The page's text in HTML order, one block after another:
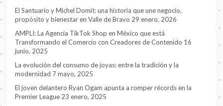
El Santuario y Michel Domit: una historia que une negocio,
propósito y bienestar en Valle de Bravo 29 enero, 2026
AMPLI: La Agencia TikTok Shop en México que está
Transformando el Comercio con Creadores de Contenido 16
junio, 2025
La evolución del consumo de joyas: entre la tradición y la
modernidad 7 mayo, 2025
El joven delantero Ryan Ogam apunta a romper récords en la
Premier League 23 enero, 2025